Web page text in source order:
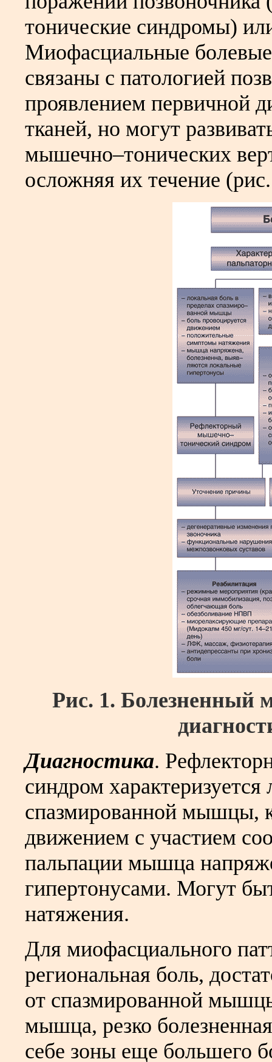
тонические синдромы)
Миофасциальные
связаны с патологией
проявлением первичной
тканей, но могут
мышечно–тонических
осложняя их течение
Рис. 1. Болезненный
Диагностика.
синдром
спазмированной мышцы,
движением с участием
пальпации мышца
гипертонусами. Могут
натяжения.
Для миофасциального
региональная боль,
от спазмированной
мышца, резко
себе зоны еще большего